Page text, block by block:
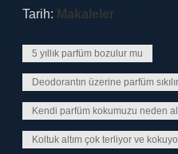
Tarih: Makaleler
5 yıllık parfüm bozulur mu
Deodorantın üzerine parfüm
Kendi parfüm kokumuzu neden
Koltuk altım çok terliyor ve